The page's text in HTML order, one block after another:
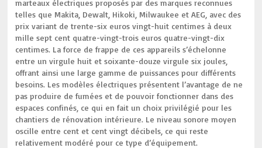
marteaux électriques proposés par des marques reconnues
telles que Makita, Dewalt, Hikoki, Milwaukee et AEG, avec des
prix variant de trente-six euros vingt-huit centimes à deux
mille sept cent quatre-vingt-trois euros quatre-vingt-dix
centimes. La force de frappe de ces appareils s’échelonne
entre un virgule huit et soixante-douze virgule six joules,
offrant ainsi une large gamme de puissances pour différents
besoins. Les modèles électriques présentent l’avantage de ne
pas produire de fumées et de pouvoir fonctionner dans des
espaces confinés, ce qui en fait un choix privilégié pour les
chantiers de rénovation intérieure. Le niveau sonore moyen
oscille entre cent et cent vingt décibels, ce qui reste
relativement modéré pour ce type d’équipement.